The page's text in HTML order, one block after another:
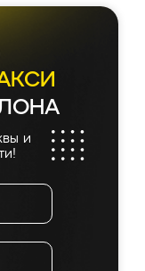
и ожидала.
и